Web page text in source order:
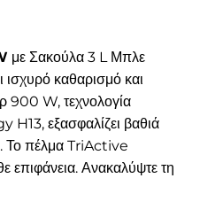
με Σακούλα 3 L Μπλε
καθαρισμό και
900 W, τεχνολογία
εξασφαλίζει βαθιά
Το πέλμα TriActive
επιφάνεια. Ανακαλύψτε τη